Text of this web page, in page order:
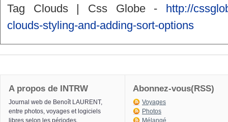
Tag Clouds | Css Globe - http://
clouds-styling-and-adding-sort-options
A propos de INTRW
Journal web de Benoît LAURENT,
entre photos, voyages et logiciels
libres selon les périodes.
Abonnez-vous(RSS)
Voyages
Photos
Mélangé